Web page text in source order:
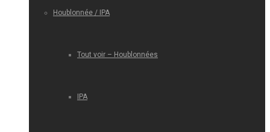
Houblonnée / IPA
Tout voir – Houblonnées
IPA